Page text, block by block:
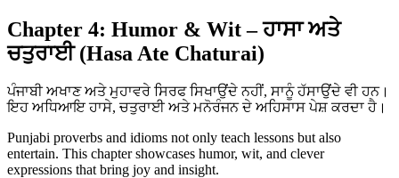
Chapter 4: Humor & Wit – ਹਾਸਾ ਅਤੇ
ਚਤੁਰਾਈ (Hasa Ate Chaturai)
ਪੰਜਾਬੀ ਅਖਾਣ ਅਤੇ ਮੁਹਾਵਰੇ ਸਿਰਫ ਸਿਖਾਉਂਦੇ ਨਹੀਂ, ਸਾਨੂੰ ਹੱਸਾਉਂਦੇ ਵੀ ਹਨ।
ਇਹ ਅਧਿਆਇ ਹਾਸੇ, ਚਤੁਰਾਈ ਅਤੇ ਮਨੋਰੰਜਨ ਦੇ ਅਹਿਸਾਸ ਪੇਸ਼ ਕਰਦਾ ਹੈ।
Punjabi proverbs and idioms not only teach lessons but also
entertain. This chapter showcases humor, wit, and clever
expressions that bring joy and insight.